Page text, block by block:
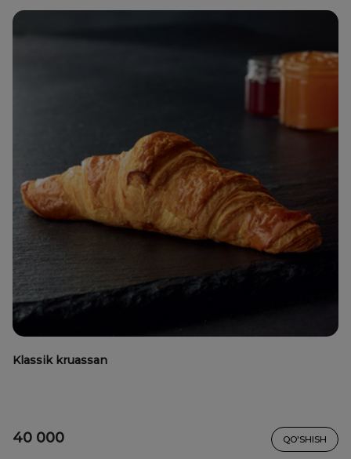
Klassik kruassan
40 000 QO'SHISH